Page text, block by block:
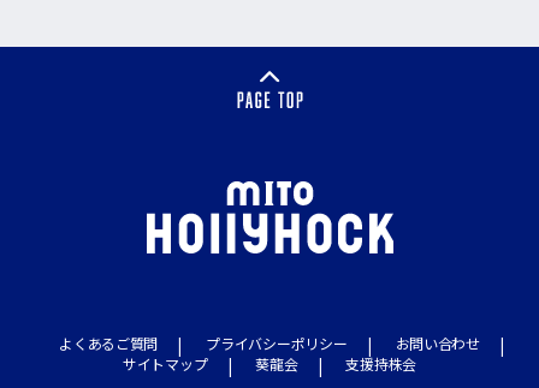
よくあるご質問 プライバシーポリシー
お問い合わせ
サイトマップ
葵龍会 支援持株会